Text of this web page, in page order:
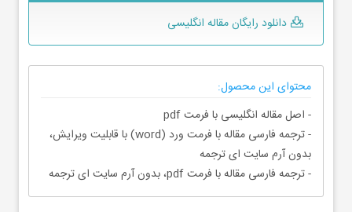
دانلود رایگان مقاله انگلیسی
محتوای این محصول:
- اصل مقاله انگلیسی با فرمت pdf
- ترجمه فارسی مقاله با فرمت ورد (word) با قابلیت ویرایش،
بدون آرم سایت ای ترجمه
- ترجمه فارسی مقاله با فرمت pdf، بدون آرم سایت ای ترجمه